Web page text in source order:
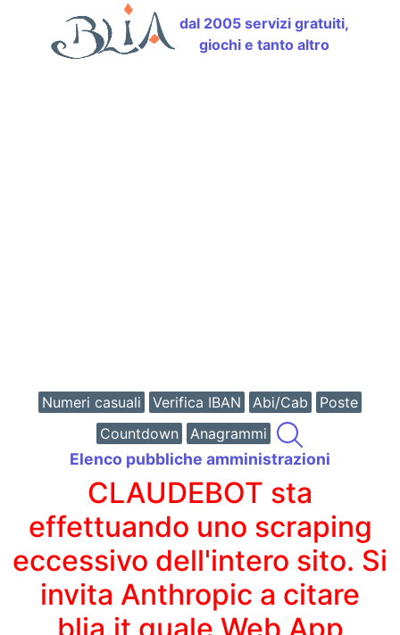
dal 2005 servizi gratuiti,
giochi e tanto altro
Numeri casuali Verifica IBAN Abi/Cab
Poste
Countdown
Anagrammi
Elenco pubbliche amministrazioni
CLAUDEBOT sta
effettuando uno scraping
eccessivo dell'intero sito. Si
invita Anthropic a citare